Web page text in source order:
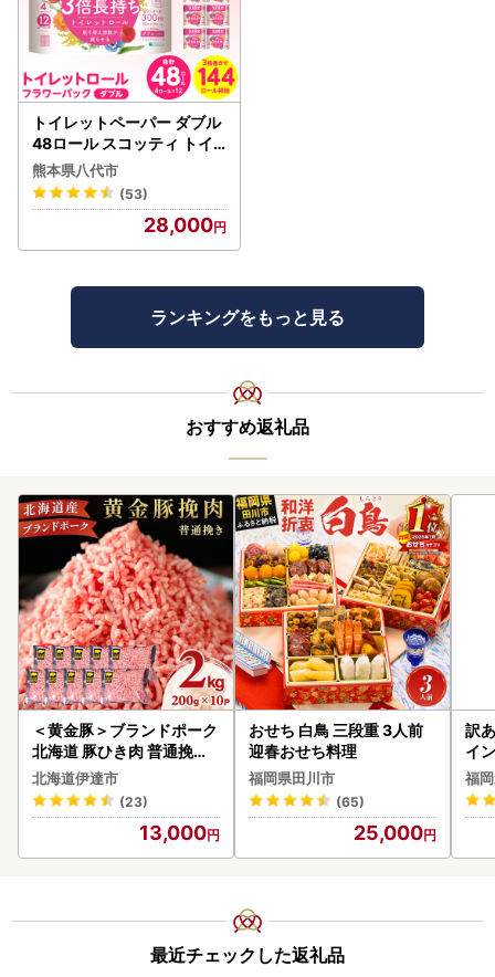
トイレットペーパー ダブル
48ロール スコッティ トイ
レット
熊本県八代市
(53)
28,000
ランキングをもっと見る
おすすめ返礼品
＜黄金豚＞ブランドポーク
北海道 豚ひき肉 普通挽き
200g 10パック 計2kg
北海道伊達市
(23)
13,000
おせち 白鳥 三段重 3人前
迎春おせち料理
福岡県田川市
(65)
25,000
訳
イ
福
最近チェックした返礼品